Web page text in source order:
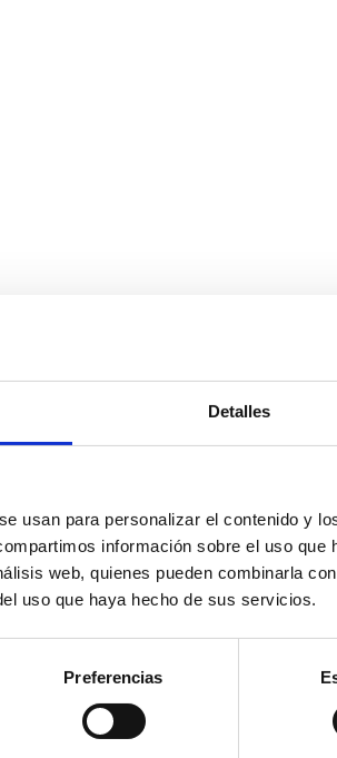
Detalles
usan para personalizar el contenido y
información sobre el uso que
web, quienes pueden combinarla
uso que haya hecho de sus servicios.
Preferencias